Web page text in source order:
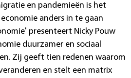
en pandemieën is het
anders in te gaan
presenteert Nicky Pouw
duurzamer en sociaal
Zij geeft tien redenen waarom
en stelt een matrix